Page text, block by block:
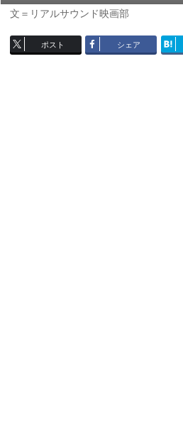
文＝リアルサウンド映画部
ポスト シェア